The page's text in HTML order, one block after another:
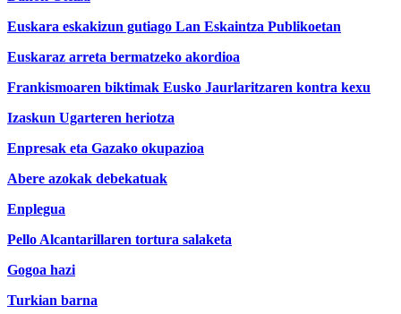
Euskara eskakizun gutiago Lan Eskaintza Publikoetan
Euskaraz arreta bermatzeko akordioa
Frankismoaren biktimak Eusko Jaurlaritzaren kontra kexu
Izaskun Ugarteren heriotza
Enpresak eta Gazako okupazioa
Abere azokak debekatuak
Enplegua
Pello Alcantarillaren tortura salaketa
Gogoa hazi
Turkian barna